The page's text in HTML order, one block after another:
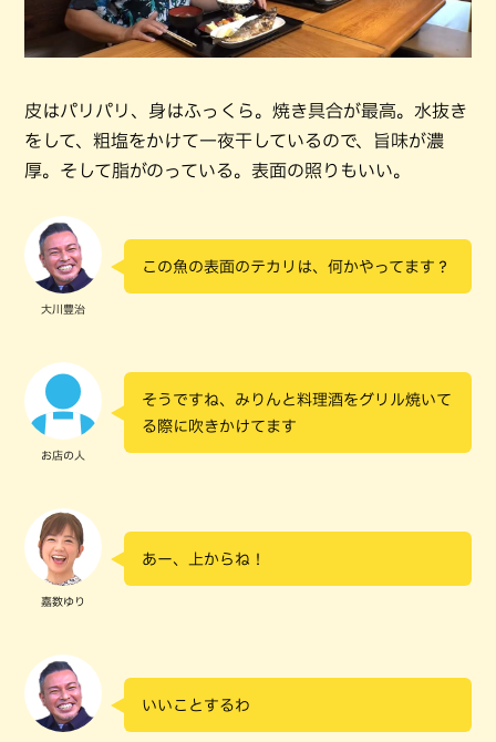
皮はパリパリ、身はふっくら。焼き具合が最高。水抜き
をして、粗塩をかけて一夜干しているので、旨味が濃
厚。そして脂がのっている。表面の照りもいい。
大川豊治
この魚の表面のテカリは、何かやってます？
お店の人
そうですね、みりんと料理酒をグリル焼いて
る際に吹きかけてます
嘉数ゆり
あー、上からね！
いいことするわ